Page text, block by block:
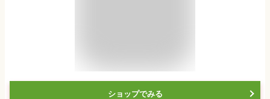
ショップでみる